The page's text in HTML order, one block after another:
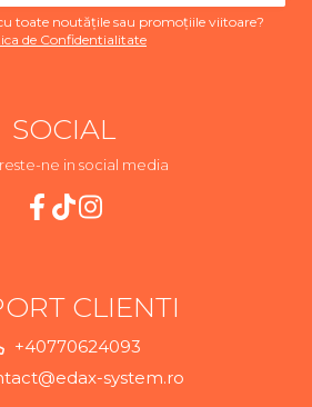
toate noutățile sau promoțiile viitoare?
de Confidentialitate
SOCIAL
ne in social media
CLIENTI
+40770624093
system.ro